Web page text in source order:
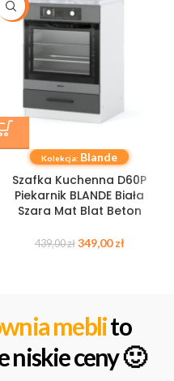
-21%
Kolekcja: Blande
Szafka Kuchenna D60P
Piekarnik BLANDE Biała
Szara Mat Blat Beton
439,00zł 349,00zł
meblito
niskie ceny 🙂